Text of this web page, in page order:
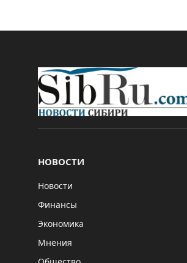
НОВОСТИ
Новости
Финансы
Экономика
Мнения